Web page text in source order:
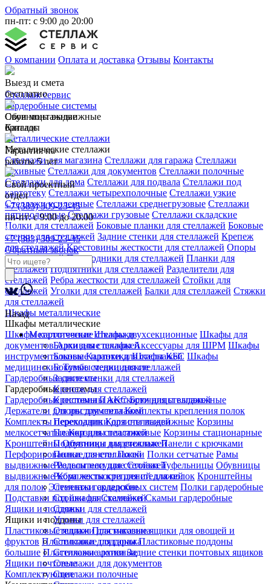
Обратный звонок
пн-пт: с 9:00 до 20:00
О компании Оплата и доставка Отзывы Контакты
Выезд и смета
бесплатно
Свои монтажные
бригады
Гарантия на
работы 5 лет
Свой проектный
отдел
+7 (383) 309-23-45
пн-пт: с 9:00 до 20:00
+7 (383) 309-23-45
Обратный звонок
Назад
Металлические стеллажи
Балки для стеллажей
Боковые планки для стеллажей
Боковые стенки для стеллажей
Задние стенки для стеллажей
Крепеж для стеллажей
Крестовины жесткости для стеллажей
Опоры для стеллажей
Переходники для стеллажей
Планки для стеллажей
Подпятники для стеллажей
Полки для стеллажей
Разделители для стеллажей
Ребра жесткости для стеллажей
Стеллажи складские
Стойки для стеллажей
Стяжки для стеллажей
Уголки для стеллажей
Стеллажи для магазина
Стеллажи для гаража
Стеллажи архивные
Стеллажи для документов
Стеллажи полочные
Стеллаж сервис
Гардеробные системы
Обувницы выдвижные
Каталог
Металлические стеллажи
Металлические стеллажи
Стеллажи для магазина Стеллажи для гаража Стеллажи
архивные Стеллажи для документов Стеллажи полочные
Стеллажи для дома Стеллажи для подвала Стеллажи под
картотеку Стеллажи четырехполочные Стеллажи узкие
Стеллажи усиленные Стеллажи среднегрузовые Стеллажи
пятиполочные Стеллажи грузовые Стеллажи складские
Полки для стеллажей Боковые планки для стеллажей Боковые
стенки для стеллажей Задние стенки для стеллажей Крепеж
для стеллажей Крестовины жесткости для стеллажей Опоры
для стеллажей Переходники для стеллажей Планки для
стеллажей Подпятники для стеллажей Разделители для
стеллажей Ребра жесткости для стеллажей Стойки для
стеллажей Уголки для стеллажей Балки для стеллажей Стяжки
для стеллажей
Шкафы металлические
Шкафы металлические
Шкафы картотечные Шкафы двухсекционные Шкафы для
документов Архивные шкафы Аксессуары для ШРМ Шкафы
инструментальные Картотеки Шкафы КБС Шкафы
медицинские Тумбы медицинские
Гардеробные системы
Гардеробные системы
Гардеробные системы ПАКС Брючницы выдвижные
Держатели для инструмента Комплекты крепления полок
Комплекты перекладин Корзины выдвижные Корзины
мелкосетчатые Корзины пластиковые Корзины стационарные
Кронштейны Обувницы выдвижные Панели с крючками
Перфорированные панели Полки Полки сетчатые Рамы
выдвижные Рельсы несущие Стойки Туфельницы Обувницы
выдвижные Комплекты креплений для полок Кронштейны
для полок Элементы гардеробных систем Полки гардеробные
Подставки под шкафы Скамейки Скамьи гардеробные
Ящики и поддоны
Ящики и поддоны
Пластиковые ящики Пластиковые ящики для овощей и
фруктов Пластиковые поддоны Пластиковые поддоны
большие Пластиковые лотки Задние стенки почтовых ящиков
Ящики почтовые
Комплектующие